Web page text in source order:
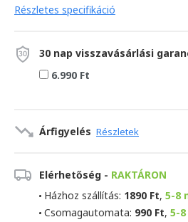
Részletes specifikáció
30 nap visszavásárlási
6.990 Ft
Árfigyelés Részletek
Elérhetőség - RAKTÁRON
Házhoz szállítás: 1890 Ft, 5-8
Csomagautomata: 990 Ft, 5-